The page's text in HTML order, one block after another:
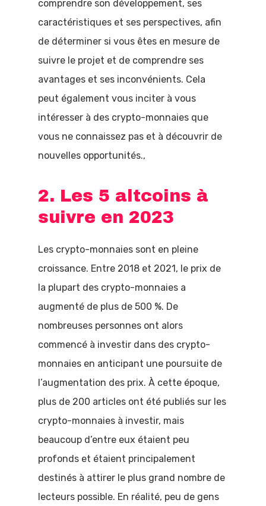
comprendre son développement, ses
caractéristiques et ses perspectives, afin
de déterminer si vous êtes en mesure de
suivre le projet et de comprendre ses
avantages et ses inconvénients. Cela
peut également vous inciter à vous
intéresser à des crypto-monnaies que
vous ne connaissez pas et à découvrir de
nouvelles opportunités.,
2. Les 5 altcoins à
suivre en 2023
Les crypto-monnaies sont en pleine
croissance. Entre 2018 et 2021, le prix de
la plupart des crypto-monnaies a
augmenté de plus de 500 %. De
nombreuses personnes ont alors
commencé à investir dans des crypto-
monnaies en anticipant une poursuite de
l’augmentation des prix. À cette époque,
plus de 200 articles ont été publiés sur les
crypto-monnaies à investir, mais
beaucoup d’entre eux étaient peu
profonds et étaient principalement
destinés à attirer le plus grand nombre de
lecteurs possible. En réalité, peu de gens